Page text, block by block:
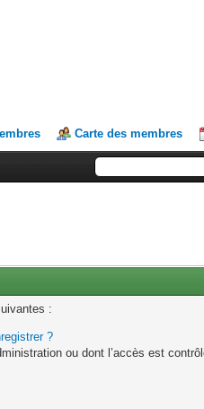
Carte des membres
:
?
ou dont l’accès est